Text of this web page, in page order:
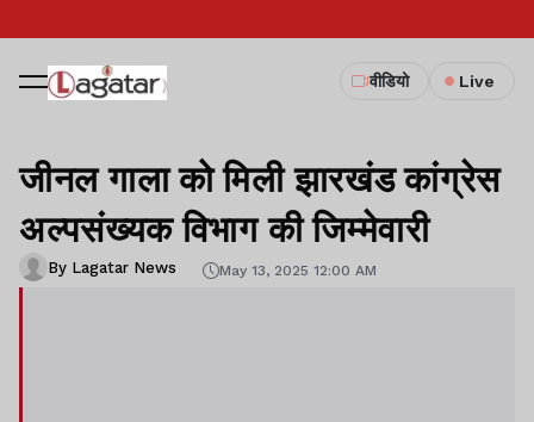
वीडियो Live
जीनल गाला को मिली झारखंड कांग्रेस
अल्पसंख्यक विभाग की जिम्मेवारी
By Lagatar News May 13, 2025 12:00 AM